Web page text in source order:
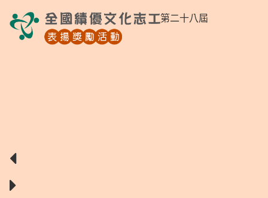
第二十八屆